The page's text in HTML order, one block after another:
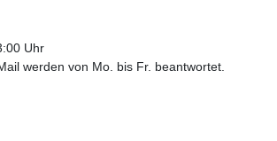
Uhr
werden von Mo. bis Fr. beantwortet.